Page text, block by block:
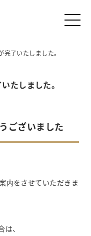
たしました。
了いたしました。
ございました
内をさせていただきま
、